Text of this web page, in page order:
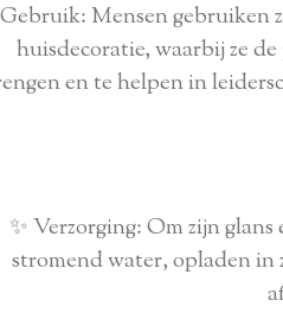
Mensen gebruiken
huisdecoratie, waarbij ze
en te helpen in
✨ Verzorging: Om zijn
stromend water, opladen in